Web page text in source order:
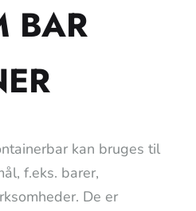
BAR
kan bruges til
f.eks. barer,
De er